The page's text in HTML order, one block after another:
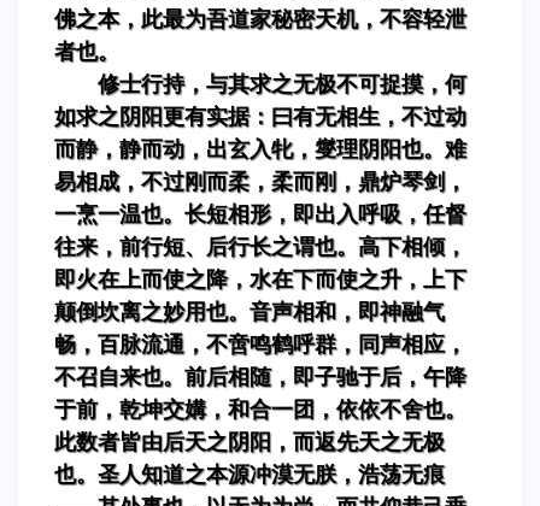
佛之本，此最为吾道家秘密天机，不容轻泄
者也。
修士行持，与其求之无极不可捉摸，何
如求之阴阳更有实据：曰有无相生，不过动
而静，静而动，出玄入牝，燮理阴阳也。难
易相成，不过刚而柔，柔而刚，鼎炉琴剑，
一烹一温也。长短相形，即出入呼吸，任督
往来，前行短、后行长之谓也。高下相倾，
即火在上而使之降，水在下而使之升，上下
颠倒坎离之妙用也。音声相和，即神融气
畅，百脉流通，不啻鸣鹤呼群，同声相应，
不召自来也。前后相随，即子驰于后，午降
于前，乾坤交媾，和合一团，依依不舍也。
此数者皆由后天之阴阳，而返先天之无极
也。圣人知道之本源冲漠无朕，浩荡无痕